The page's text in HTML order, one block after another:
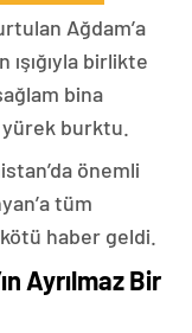
Ağdam’a
birlikte
bina
burktu.
önemli
tüm
kötü haber geldi.
Ayrılmaz Bir